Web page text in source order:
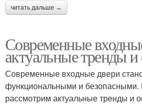
читать дальше →
Современные
актуальные тренды
Современные входные двери
функциональными и безопасными.
рассмотрим актуальные тренды и